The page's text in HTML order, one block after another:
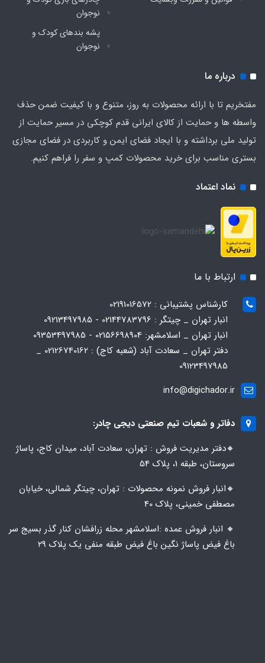
نماد اعتماد
نوجوان
پشه‌ بندهای کودک و
نوجوان
درباره ما
مفتخریم تا با ارائه محصولات به روز، متنوع و با کیفیت ضمن حذف
واسطه ها و حمایت از کالای ایرانی قدم کوچکی در مسیر حمایت از
تولید ملی برداشته و با ایجاد فضای ایمن و کاربردی در فضای مجازی
بستری مناسب برای خرید محصولات کمپ و سفر را فراهم کنیم.
ارتباط با ما
کارشناس پشتیبانی : 02191016572
انبار تهران _ چیتگر : 02144783796 - 09213497985
انبار تهران _ اسلامشهر: 02156698904 - 09353497985
دفتر تهران _ سعادت آباد (شعبه کاج) : 02126740162 _
09123497985
info@digichador.ir
دفاتر و شعبات تیم صنعتی دیجی چادر:
🔸️​​دفتر مدیریت فروش : تهران، سعادت آباد، میدان کاج، پاساژ
سروستان، طبقه 1، پلاک 54
🔸️​​انبار فروش نمونه محصولات : تهران، چیتگر شمالی، خیابان
مصطفی خمینی، پلاک 40
🔸️ انبار فروش عمده :اسلامشهر محله زرافشان کنار گذر بسیج سر
باغ فیض پاساژ نگین باغ فیض طبقه منفی یک پلاک ۲۹